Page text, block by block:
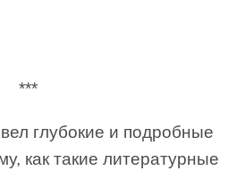
***
глубокие и подробные
как такие литературные